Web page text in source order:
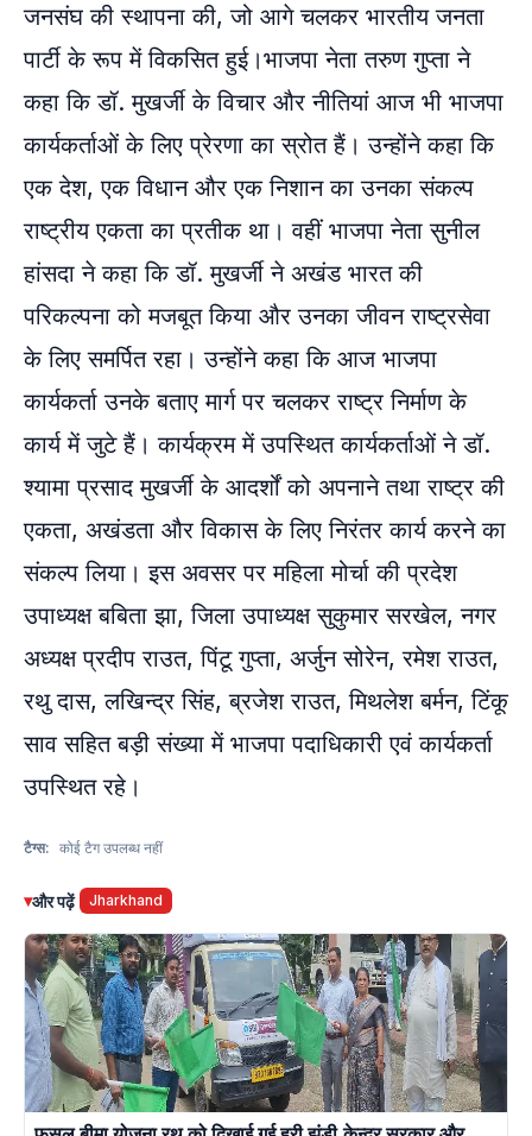
जनसंघ की स्थापना की, जो आगे चलकर भारतीय जनता
पार्टी के रूप में विकसित हुई।भाजपा नेता तरुण गुप्ता ने
कहा कि डॉ. मुखर्जी के विचार और नीतियां आज भी भाजपा
कार्यकर्ताओं के लिए प्रेरणा का स्रोत हैं। उन्होंने कहा कि
एक देश, एक विधान और एक निशान का उनका संकल्प
राष्ट्रीय एकता का प्रतीक था। वहीं भाजपा नेता सुनील
हांसदा ने कहा कि डॉ. मुखर्जी ने अखंड भारत की
परिकल्पना को मजबूत किया और उनका जीवन राष्ट्रसेवा
के लिए समर्पित रहा। उन्होंने कहा कि आज भाजपा
कार्यकर्ता उनके बताए मार्ग पर चलकर राष्ट्र निर्माण के
कार्य में जुटे हैं। कार्यक्रम में उपस्थित कार्यकर्ताओं ने डॉ.
श्यामा प्रसाद मुखर्जी के आदर्शों को अपनाने तथा राष्ट्र की
एकता, अखंडता और विकास के लिए निरंतर कार्य करने का
संकल्प लिया। इस अवसर पर महिला मोर्चा की प्रदेश
उपाध्यक्ष बबिता झा, जिला उपाध्यक्ष सुकुमार सरखेल, नगर
अध्यक्ष प्रदीप राउत, पिंटू गुप्ता, अर्जुन सोरेन, रमेश राउत,
रथु दास, लखिन्द्र सिंह, ब्रजेश राउत, मिथलेश बर्मन, टिंकू
साव सहित बड़ी संख्या में भाजपा पदाधिकारी एवं कार्यकर्ता
उपस्थित रहे।
टैग्स: कोई टैग उपलब्ध नहीं
▾और पढ़ें Jharkhand